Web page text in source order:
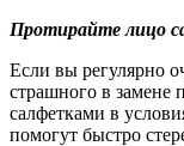
Протирайте лицо
Если вы регулярно
страшного в
салфетками в
помогут быстро